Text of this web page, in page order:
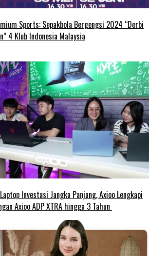
Sports: Sepakbola Bergengsi 2024 “Derbi
4 Klub Indonesia Malaysia
Investasi Jangka Panjang, Axioo Lengkapi
Axioo ADP XTRA hingga 3 Tahun